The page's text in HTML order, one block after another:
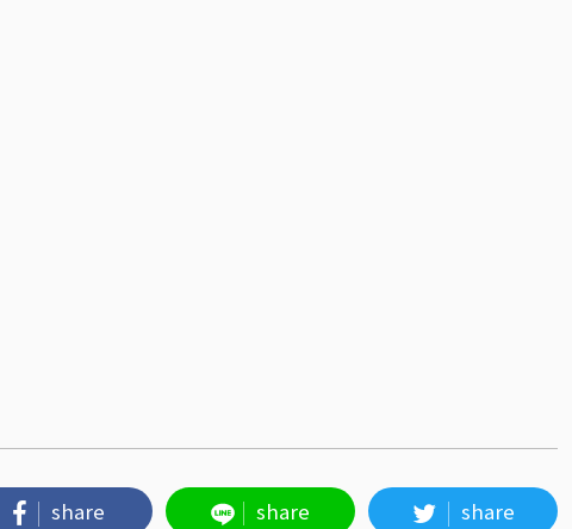
share share share